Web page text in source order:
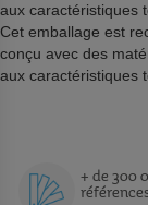
aux caractéristiques
Cet emballage est
conçu avec des
aux caractéristiques
+ de 300